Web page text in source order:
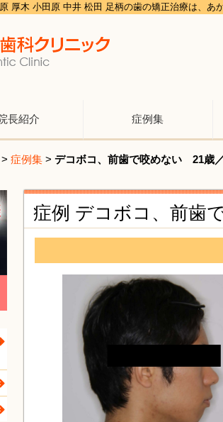
厚木 小田原 中井 松田 足柄の歯の矯正治療は、あ
長紹介 症例集
> 症例集 > デコボコ、前歯で咬めない 21歳
症例 デコボコ、前歯